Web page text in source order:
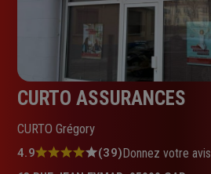
CURTO ASSURANCES
CURTO Grégory
Note
4.9 (39)Donnez votre avis